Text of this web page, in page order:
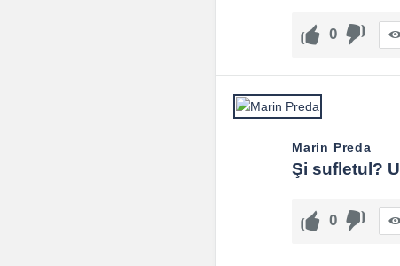
0
Marin Preda
Şi sufletul?
0